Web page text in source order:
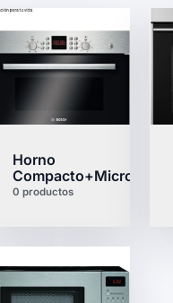
Horno
Compacto+Microondas
0 productos